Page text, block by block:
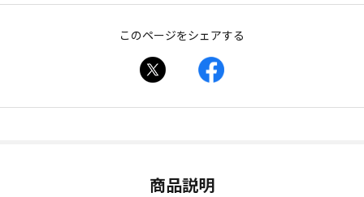
このページをシェアする
商品説明